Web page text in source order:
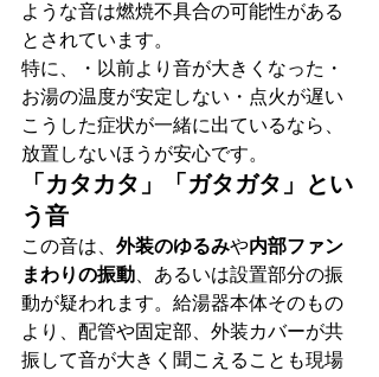
ような音は燃焼不具合の可能性がある
とされています。
特に、・以前より音が大きくなった・
お湯の温度が安定しない・点火が遅い
こうした症状が一緒に出ているなら、
放置しないほうが安心です。
「カタカタ」「ガタガタ」とい
う音
この音は、 外装のゆるみや内部ファン
まわりの振動、あるいは設置部分の振
動が疑われます。給湯器本体そのもの
より、配管や固定部、外装カバーが共
振して音が大きく聞こえることも現場